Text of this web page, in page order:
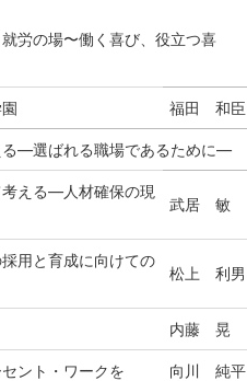
労の場〜働く喜び、役立つ喜
福田 和臣
る―選ばれる職場であるために―
考える―人材確保の現
武居 敏
用と育成に向けての
松上 利男
内藤 晃
ント・ワークを 向川 純平